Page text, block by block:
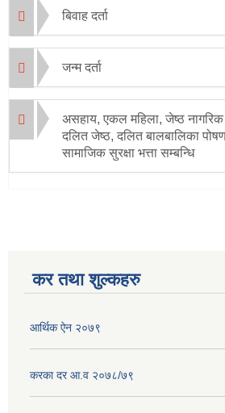
बिवाह दर्ता
जन्म दर्ता
असहाय, एकल महिला, जेष्ठ
दलित जेष्ठ, दलित बालबालिका
सामाजिक सुरक्षा भत्ता सम्बन्धि
कर तथा शुल्कहरु
आर्थिक ऐन २०७९
करका दर आ.व २०७८/७९